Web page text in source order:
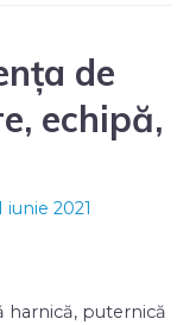
de
echipă,
iunie 2021
harnică, puternică